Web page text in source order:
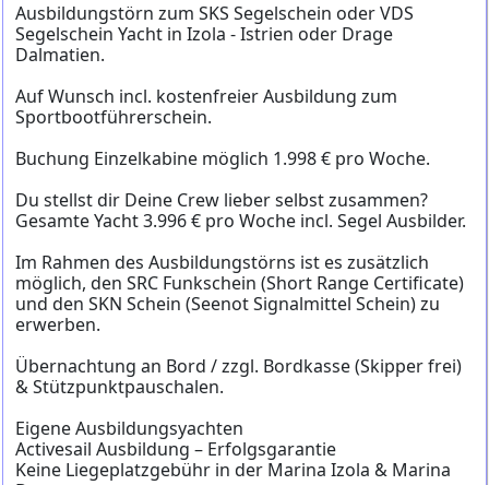
Ausbildungstörn zum SKS Segelschein oder VDS
Segelschein Yacht in Izola - Istrien oder Drage
Dalmatien.
Auf Wunsch incl. kostenfreier Ausbildung zum
Sportbootführerschein.
Buchung Einzelkabine möglich 1.998 € pro Woche.
Du stellst dir Deine Crew lieber selbst zusammen?
Gesamte Yacht 3.996 € pro Woche incl. Segel Ausbilder.
Im Rahmen des Ausbildungstörns ist es zusätzlich
möglich, den SRC Funkschein (Short Range Certificate)
und den SKN Schein (Seenot Signalmittel Schein) zu
erwerben.
Übernachtung an Bord / zzgl. Bordkasse (Skipper frei)
& Stützpunktpauschalen.
Eigene Ausbildungsyachten
Activesail Ausbildung – Erfolgsgarantie
Keine Liegeplatzgebühr in der Marina Izola & Marina